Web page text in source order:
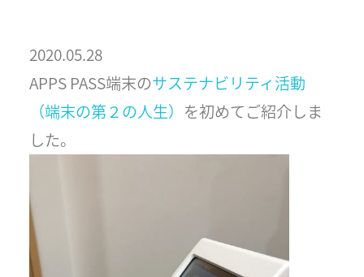
2020.05.28
APPS PASS端末のサステナビリティ活動
（端末の第２の人生） を初めてご紹介しま
した。